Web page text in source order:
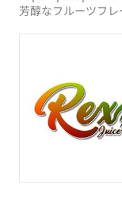
芳醇なフルーツフレ